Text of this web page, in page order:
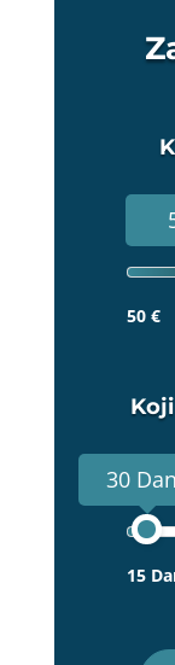
50 €
30
15